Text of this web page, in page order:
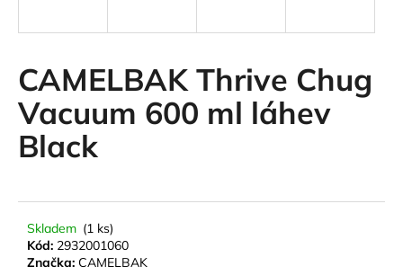
CAMELBAK Thrive Chug
Vacuum 600 ml láhev
Black
Skladem (1 ks)
Kód: 2932001060
Značka: CAMELBAK
í
t
?